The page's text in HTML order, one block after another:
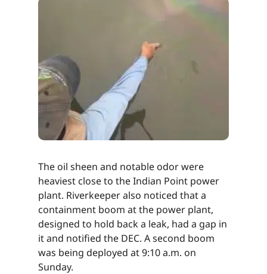
The oil sheen and notable odor were
heaviest close to the Indian Point power
plant. Riverkeeper also noticed that a
containment boom at the power plant,
designed to hold back a leak, had a gap in
it and notified the DEC. A second boom
was being deployed at 9:10 a.m. on
Sunday.​​​​‌ ‍ ​‍​‍‌‍ ‌ ​‍‌‍‍‌‌‍‌ ‌‍‍‌‌‍ ‍​‍​‍​ ‍‍​‍​‍‌ ​ ‌‍​‌‌‍ ‍‌‍‍‌‌ ‌​‌ ‍‌​‍ ‍‌‍‍‌‌‍ ​‍​‍​‍ ​​‍​‍‌‍‍​‌ ​‍‌‍‌‌‌‍‌‍​‍​‍​ ‍‍​‍​‍‌‍‍​‌ ‌​‌ ‌​‌ ​​‌ ​ ​ ‍‍​‍ ​‍ ‌‍​ ‌‍ ‌‌ ​ ​‍ ‍‌‍ ‌‌‍​‌‌‍‍‌‌‍ ‍​‍ ‍​ ​‍​ ​​​ ​‍​ ‌​‌ ​‍‌‍‌‌‌‍‌​‌‍‌‌‌ ​ ‌‍‍‌‌‍‌ ‌‍ ‍​‍ ‍‌ ​‍‌‍‍‌‌ ‌‍‌‍‌‌‌ ​‍‌‍‍ ‌‍‌‌‌‍‌‌‌ ​​‌‍‌‌‌ ​‍​‍ ‍‌‍ ‌ ​‍‌‍‌ ​‍ ‌‍‍‌‌‍ ‍‌ ‌​‌‍‌‌‌‍ ‍‌ ‌​​‍ ‌‍‌‌‌‍‌​‌‍‍‌‌ ‌​​‍ ‌‍ ‌‌‍ ‌‍‌​‌‍‌‌​ ‌‌ ​​‌ ​‍‌‍‌‌‌ ​ ‌‍‌‌‌‍ ‍‌ ‌​‌‍​‌‌ ‌​‌‍‍‌‌‍ ‌‍ ‍​ ‍ ‌‍‍‌‌‍‌​​ ‌​ ‌​​ ‍​‌‍​‌​ ‌‌‌‍​ ​ ‌​​ ‌ ‌‍‌​​‍ ‌​ ‍‌​ ‍​‌‍‌‍​ ‌‍​‍ ‌​ ‌​‌‍‌‌​ ‍​‌‍‌‍​‍ ‌​ ‍‌​ ​‌​ ‌ ​ ‌ ​‍ ‌​ ‌‍‌‍‌​‌‍‌‍​ ‌​‌‍‌‌​ ​‌‌‍​‌​ ‍​​ ‍​​ ‍‌‌‍​ ‌‍​‌​ ‍ ‌ ‌​‌ ‍‌‌ ​​‌‍‌‌​ ‌‌‍​‌‌ ​‍‌ ‌​‌‍‍‌‌‍​ ‌‍ ​‌‍‌‌​ ‍ ‌ ​​‌‍​‌‌ ‌​‌‍‍​​ ‌‌‍​ ‌‍ ‌‍ ‍‌ ‌​‌‍‌‌‌‍ ‍‌ ‌​​‍‌‌​ ‌‌‌​​‍‌‌ ‌‍‍ ‌‍‌‌‌ ‍‌​‍‌‌​ ​ ‌​‌​​‍‌‌​ ​ ‌​‌​​‍‌‌​ ​‍​ ​‍​ ‍‌​ ‌​​ ‌​​ ‌‍‌‍​ ‌‍‌​‌‍​‍​ ‌‍​ ​‍​ ​ ​ ​‌​ ​ ​‍‌‌​ ​‍​ ​‍​‍‌‌​ ‌‌‌​‌​​‍ ‍‌‍​ ‌‍‍​‌‍‍‌‌‍ ​‌‍‌​‌ ​‍‌‍‌‌‌‍ ‍​‍‌‌​ ‌‌‌​​‍‌‌ ‌‍‍ ‌‍‌‌‌ ‍‌​‍‌‌​ ​ ‌​‌​​‍‌‌​ ​ ‌​‌​​‍‌‌​ ​‍​ ​‍​ ‍‌​ ‌​​ ‌​​ ‌‍‌‍​ ‌‍‌​‌‍​‍​ ‌‍​ ​‍​ ​ ​ ​‌​ ​ ​ ​​​‍‌‌​ ​‍​ ​‍​‍‌‌​ ‌‌‌​‌​​‍ ‍‌ ‌​‌‍‌‌‌ ‍​‌ ‌​​ ‌‍​‍‌‍​‌‌ ​ ‌‍‌‌‌‌‌‌‌ ​‍‌‍ ​​ ‌‌‍‍​‌ ‌​‌ ‌​‌ ​​‌ ​ ​‍‌‌​ ​ ‌​​‌​‍‌‌​ ​‍‌​‌‍​‍‌‌​ ​‍‌​‌‍‌‍​ ‌‍ ‌‌ ​ ​‍ ‍‌‍ ‌‌‍​‌‌‍‍‌‌‍ ‍​‍ ‍​ ​‍​ ​​​ ​‍​ ‌​‌ ​‍‌‍‌‌‌‍‌​‌‍‌‌‌ ​ ‌‍‍‌‌‍‌ ‌‍ ‍​‍ ‍‌ ​‍‌‍‍‌‌ ‌‍‌‍‌‌‌ ​‍‌‍‍ ‌‍‌‌‌‍‌‌‌ ​​‌‍‌‌‌ ​‍​‍ ‍‌‍ ‌ ​‍‌‍‌ ​‍‌‍‌‍‍‌‌‍‌​​ ‌​ ‌​​ ‍​‌‍​‌​ ‌‌‌‍​ ​ ‌​​ ‌ ‌‍‌​​‍ ‌​ ‍‌​ ‍​‌‍‌‍​ ‌‍​‍ ‌​ ‌​‌‍‌‌​ ‍​‌‍‌‍​‍ ‌​ ‍‌​ ​‌​ ‌ ​ ‌ ​‍ ‌​ ‌‍‌‍‌​‌‍‌‍​ ‌​‌‍‌‌​ ​‌‌‍​‌​ ‍​​ ‍​​ ‍‌‌‍​ ‌‍​‌​‍‌‍‌ ‌​‌ ‍‌‌ ​​‌‍‌‌​ ‌‌‍​‌‌ ​‍‌ ‌​‌‍‍‌‌‍​ ‌‍ ​‌‍‌‌​‍‌‍‌ ​​‌‍​‌‌ ‌​‌‍‍​​ ‌‌‍​ ‌‍ ‌‍ ‍‌ ‌​‌‍‌‌‌‍ ‍‌ ‌​​‍‌‌​ ‌‌‌​​‍‌‌ ‌‍‍ ‌‍‌‌‌ ‍‌​‍‌‌​ ​ ‌​‌​​‍‌‌​ ​ ‌​‌​​‍‌‌​ ​‍​ ​‍​ ‍‌​ ‌​​ ‌​​ ‌‍‌‍​ ‌‍‌​‌‍​‍​ ‌‍​ ​‍​ ​ ​ ​‌​ ​ ​‍‌‌​ ​‍​ ​‍​‍‌‌​ ‌‌‌​‌​​‍ ‍‌‍​ ‌‍‍​‌‍‍‌‌‍ ​‌‍‌​‌ ​‍‌‍‌‌‌‍ ‍​‍‌‌​ ‌‌‌​​‍‌‌ ‌‍‍ ‌‍‌‌‌ ‍‌​‍‌‌​ ​ ‌​‌​​‍‌‌​ ​ ‌​‌​​‍‌‌​ ​‍​ ​‍​ ‍‌​ ‌​​ ‌​​ ‌‍‌‍​ ‌‍‌​‌‍​‍​ ‌‍​ ​‍​ ​ ​ ​‌​ ​ ​ ​​​‍‌‌​ ​‍​ ​‍​‍‌‌​ ‌‌‌​‌​​‍ ‍‌ ‌​‌‍‌‌‌ ‍​‌ ‌​​‍‌‍‌ ​​‌‍‌‌‌ ​‍‌ ​ ‌ ​​‌‍‌‌‌‍​ ‌ ‌​‌‍‍‌‌ ‌‍‌‍‌‌​ ‌‌ ​​‌ ‌‌‌‍​‍‌‍ ​‌‍‍‌‌ ​ ‌‍‍​‌‍‌‌‌‍‌​​‍​‍‌ ‌